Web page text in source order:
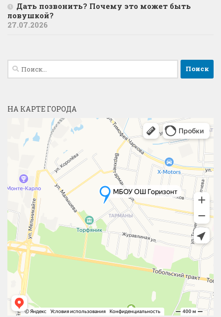
Дать позвонить? Почему это может быть
ловушкой?
27.07.2026
Найти:
НА КАРТЕ ГОРОДА